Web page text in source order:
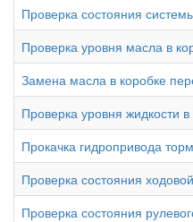
Проверка состояния
Проверка уровня масла в
Замена масла в коробке
Проверка уровня жидкости
Прокачка гидропривода
Проверка состояния
Проверка состояния